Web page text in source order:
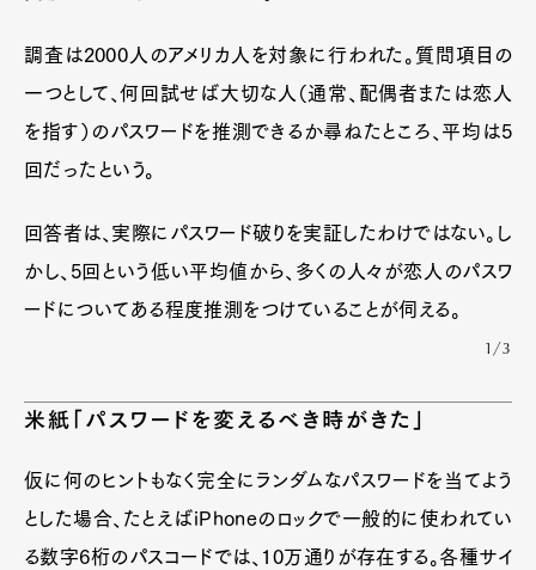
調査は2000人のアメリカ人を対象に行われた。質問項目の
一つとして、何回試せば大切な人（通常、配偶者または恋人
を指す）のパスワードを推測できるか尋ねたところ、平均は5
回だったという。
回答者は、実際にパスワード破りを実証したわけではない。し
かし、5回という低い平均値から、多くの人々が恋人のパスワ
ードについてある程度推測をつけていることが伺える。
1/3
米紙「パスワードを変えるべき時がきた」
仮に何のヒントもなく完全にランダムなパスワードを当てよう
とした場合、たとえばiPhoneのロックで一般的に使われてい
る数字6桁のパスコードでは、10万通りが存在する。各種サイ